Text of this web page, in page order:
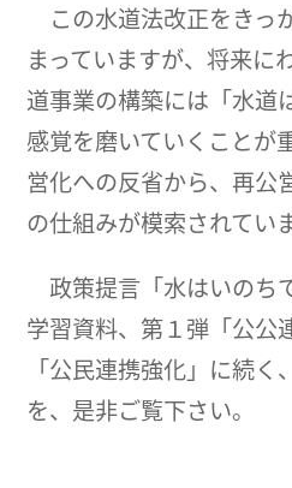
この水道法改正をきっ
まっていますが、将来に
道事業の構築には「水道
感覚を磨いていくことが
営化への反省から、再公
の仕組みが模索されていま
政策提言「水はいのち
学習資料、第１弾「公公
「公民連携強化」に続く
を、是非ご覧下さい。